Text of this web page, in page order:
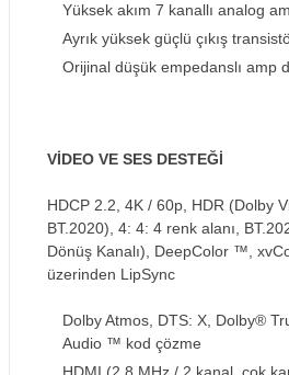
Yüksek akım 7 kanallı analog
Ayrık yüksek güçlü çıkış
Orijinal düşük empedanslı amp
VİDEO VE SES DESTEĞİ
HDCP 2.2, 4K / 60p, HDR (Dolby
BT.2020), 4: 4: 4 renk alanı,
Dönüş Kanalı), DeepColor ™,
üzerinden LipSync
Dolby Atmos, DTS: X, Dolby®
Audio ™ kod çözme